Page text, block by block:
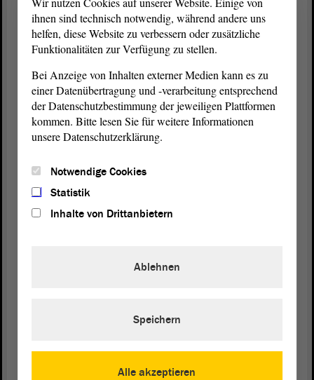
(Cornelia Lüddemann, GRÜNE: Das wollen wir
doch gar nicht! Dazu steht nichts im Antrag!)
Präsident Dr. Gunnar Schellenberger:
Herr Lizureck, bitte.
Frank Otto Lizureck (AfD):
Danke. - Wenn man sich das Ranking der Länder
ansieht, die erneuerbare Energien einsetzen, dann
Paraguay, Kongo usw. vertreten. Ich möchte Ihnen
einmal fragen: Warum ist das so? - Ich hätte da eine
allein mit alternativer Energie versorgen können. Ich
halte auch die Aussage, dass Intel nach Sachsen-
ihnen sind technisch notwendig, während andere uns
helfen, diese Website zu verbessern oder zusätzliche
Funktionalitäten zur Verfügung zu stellen.
Bei Anzeige von Inhalten externer Medien kann es zu
einer Datenübertragung und -verarbeitung entsprechend
der Datenschutzbestimmung der jeweiligen Plattformen
kommen. Bitte lesen Sie für weitere Informationen
unsere Datenschutzerklärung.
Notwendige Cookies
Statistik
Inhalte von Drittanbietern
Alle akzeptieren
Ablehnen
Speichern